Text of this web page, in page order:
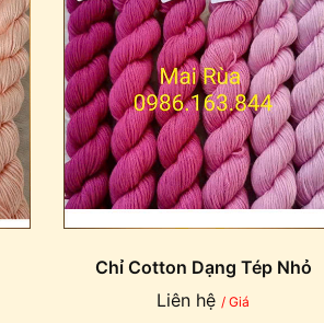
Chỉ Cotton Dạng Tép Nhỏ
Liên hệ / Giá